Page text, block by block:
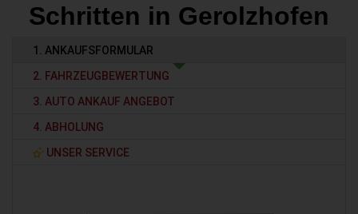
Schritten in Gerolzhofen
1. ANKAUFSFORMULAR
2. FAHRZEUGBEWERTUNG
3. AUTO ANKAUF ANGEBOT
4. ABHOLUNG
UNSER SERVICE